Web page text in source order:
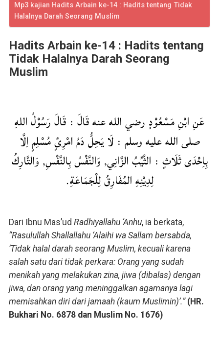
Mp3 kajian Hadits Arbain ke-14 : Hadits tentang Tidak
Halalnya Darah Seorang Muslim
Hadits Arbain ke-14 : Hadits tentang
Tidak HalalnyaDarah Seorang
Muslim
عَنِ ابْنِ مَسْعُوْدٍ رضي الله عنه قَالَ : قَالَ رَسُوْلُ اللهِ
صلى الله عليه وسلم : لَا يَحِلُّ دَمُ امْرِئٍ مُسْلِمٍ اِلَّا
بِاِحْدَى ثَلَاثٍ : الثَّيِّبُ الزَّانِي, وَالنَّفْسُ بِالنَّفْسِ, وَالتَّارِكُ
لِدِيْنِهِ المُفَارِقُ لِلْجَمَاعَةِ.
Dari Ibnu Mas’ud Radhiyallahu ‘Anhu, ia berkata,
“Rasulullah Shallallahu ‘Alaihi wa Sallam bersabda,
‘Tidak halal darah seorang Muslim, kecuali karena
salah satu dari tidak perkara: Orang yang sudah
menikah yang melakukan zina, jiwa (dibalas) dengan
jiwa, dan orang yang meninggalkan agamanya lagi
memisahkan diri dari jamaah (kaum Muslimin)’.” (HR.
Bukhari No. 6878 dan Muslim No. 1676)